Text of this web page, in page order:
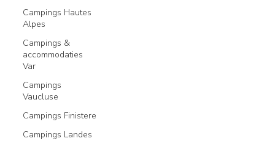
Campings Hautes
Alpes
Campings &
accommodaties
Var
Campings
Vaucluse
Campings Finistere
Campings Landes